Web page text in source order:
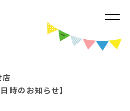
時のお知らせ】